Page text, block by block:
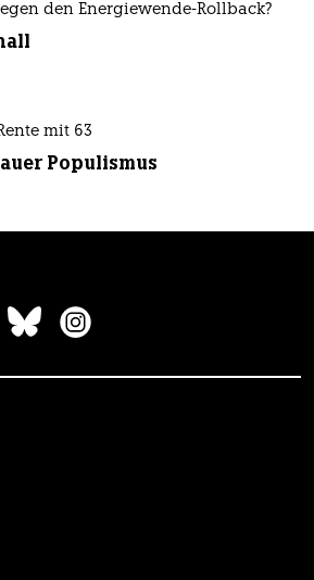
den Energiewende-Rollback?
mit 63
Populismus